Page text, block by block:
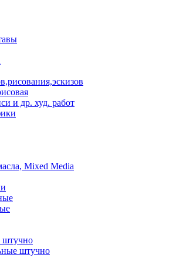
и др. худ. работ
Mixed Media
штучно
штучно